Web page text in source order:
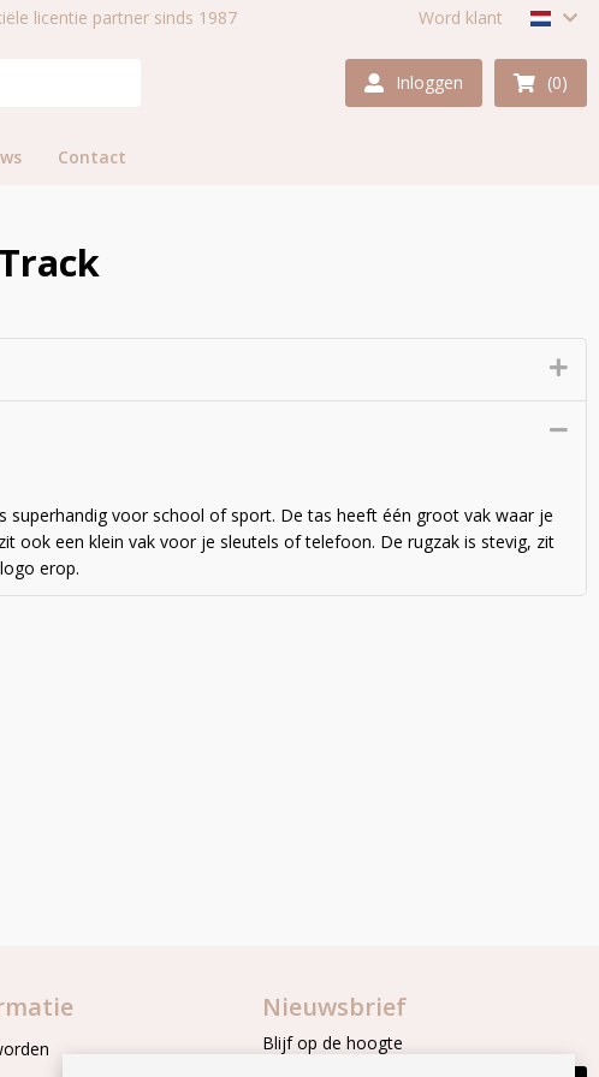
licentie partner sinds 1987 Word klant
Inloggen (0)
Contact
superhandig voor school of sport. De tas heeft één groot vak waar je
ook een klein vak voor je sleutels of telefoon. De rugzak is stevig, zit
erop.
Nieuwsbrief
Blijf op de hoogte